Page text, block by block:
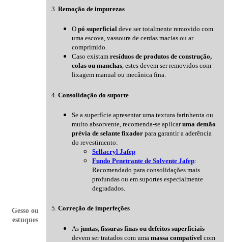
Gesso ou
estuques
3. Remoção de impurezas
O pó superficial deve ser totalmente removido com
uma escova, vassoura de cerdas macias ou ar
comprimido.
Caso existam resíduos de produtos de construção,
colas ou manchas, estes devem ser removidos com
lixagem manual ou mecânica fina.
4. Consolidação do suporte
Se a superfície apresentar uma textura farinhenta ou
muito absorvente, recomenda-se aplicaruma demão
prévia de selante fixador para garantir a aderência
do revestimento:
Sellacryl Jafep
Fundo Penetrante de Solvente Jafep:
Recomendado para consolidações mais
profundas ou em suportes especialmente
degradados.
5. Correção de imperfeções
As juntas, fissuras finas ou defeitos superficiais
devem ser tratados com uma massa compatível com